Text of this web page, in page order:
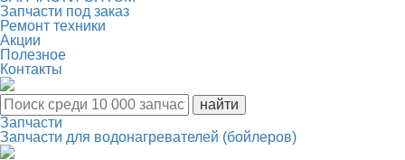
Запчасти под заказ
Ремонт техники
Акции
Полезное
Контакты
Запчасти
Запчасти для водонагревателей (бойлеров)